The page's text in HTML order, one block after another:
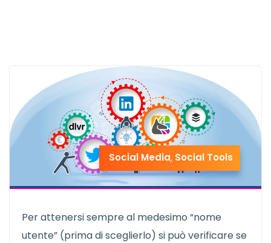
Social Media, Social Tools
Per attenersi sempre al medesimo “nome
utente” (prima di sceglierlo) si può verificare se